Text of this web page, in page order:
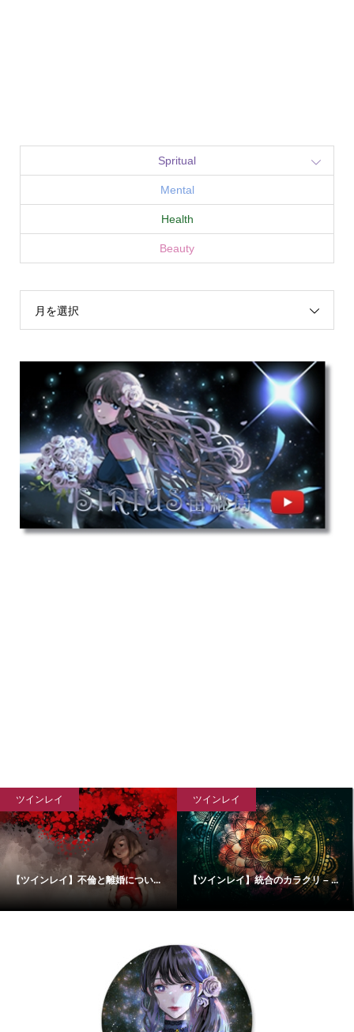
Spritual
Mental
Health
Beauty
月を選択
ツインレイ
【ツインレイ】不倫と離婚につい...
ツインレイ
【ツインレイ】統合のカラクリ – ...